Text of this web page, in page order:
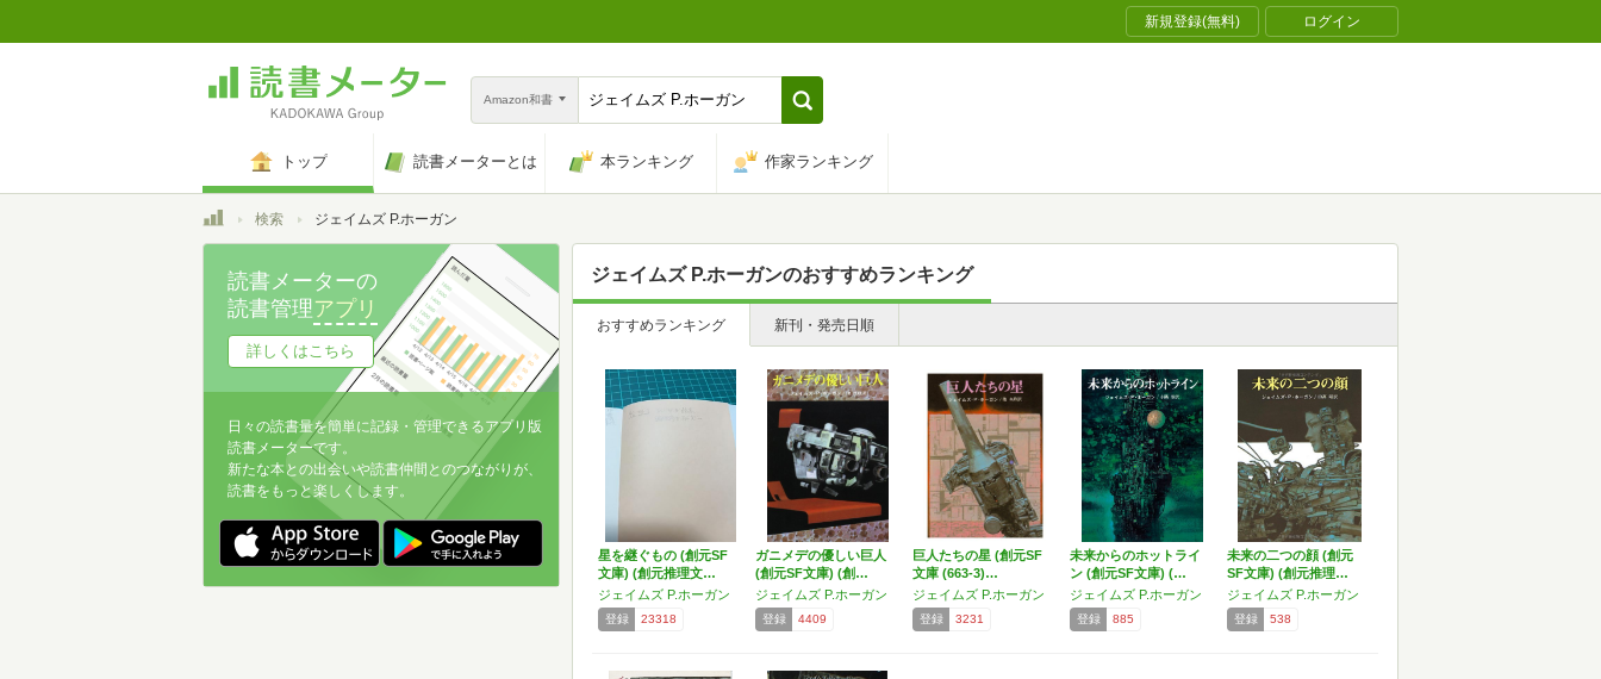
新規登録(無料) ログイン
Amazon和書
トップ 読書メーターとは 本ランキング 作家ランキング
トップ検索 ジェイムズ P.ホーガン
ジェイムズ P.ホーガンのおすすめランキング
おすすめランキング 新刊・発売日順
星を継ぐもの (創元SF
文庫) (創元推理文…
ジェイムズ P.ホーガン
登録 23318
ガニメデの優しい巨人
(創元SF文庫) (創…
ジェイムズ P.ホーガン
登録 4409
巨人たちの星 (創元SF
文庫 (663-3)…
ジェイムズ P.ホーガン
登録 3231
未来からのホットライ
ン (創元SF文庫) (…
ジェイムズ P.ホーガン
登録 885
未来の二つの顔 (創元
SF文庫) (創元推理…
ジェイムズ P.ホーガン
登録 538
読書メーターの
読書管理アプリ
詳しくはこちら
日々の読書量を簡単に記録・管理できるアプリ版
読書メーターです。
新たな本との出会いや読書仲間とのつながりが、
読書をもっと楽しくします。